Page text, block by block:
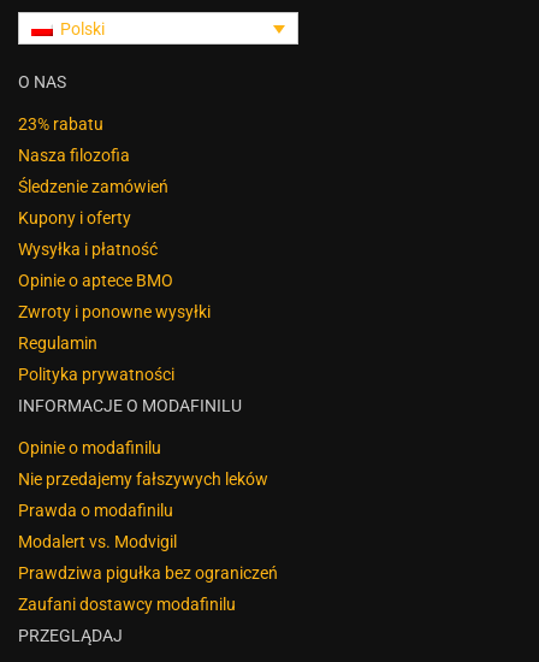
Polski
O NAS
23% rabatu
Nasza filozofia
Śledzenie zamówień
Kupony i oferty
Wysyłka i płatność
Opinie o aptece BMO
Zwroty i ponowne wysyłki
Regulamin
Polityka prywatności
INFORMACJE O MODAFINILU
Opinie o modafinilu
Nie przedajemy fałszywych leków
Prawda o modafinilu
Modalert vs. Modvigil
Prawdziwa pigułka bez ograniczeń
Zaufani dostawcy modafinilu
PRZEGLĄDAJ